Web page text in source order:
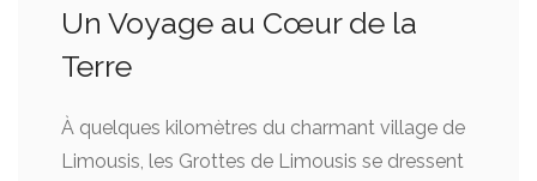
Un Voyage au Cœur de la
Terre
À quelques kilomètres du charmant village de
Limousis, les Grottes de Limousis se dressent